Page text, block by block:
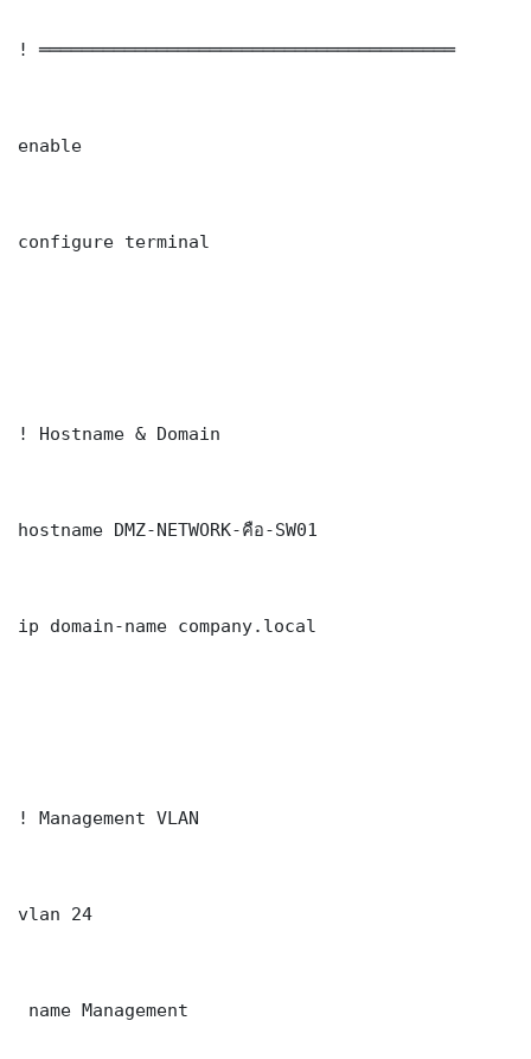
! ═══════════════════════════════════════
enable
configure terminal
! Hostname & Domain
hostname DMZ-NETWORK-คือ-SW01
ip domain-name company.local
! Management VLAN
vlan 24
name Management